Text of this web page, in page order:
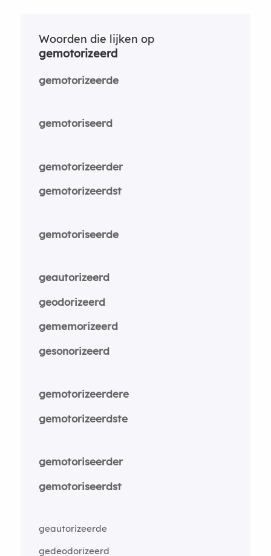
Woorden die lijken op
gemotorizeerd
gemotorizeerde
gemotoriseerd
gemotorizeerder
gemotorizeerdst
gemotoriseerde
geautorizeerd
geodorizeerd
gememorizeerd
gesonorizeerd
gemotorizeerdere
gemotorizeerdste
gemotoriseerder
gemotoriseerdst
geautorizeerde
gedeodorizeerd